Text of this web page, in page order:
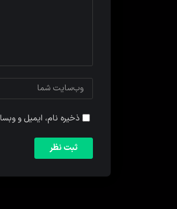
ذخیره نام، ایمیل و